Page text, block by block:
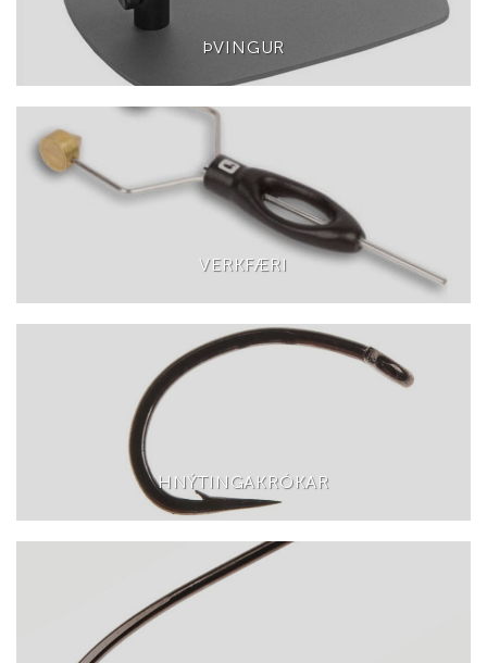
ÞVINGUR
VERKFÆRI
HNÝTINGAKRÓKAR